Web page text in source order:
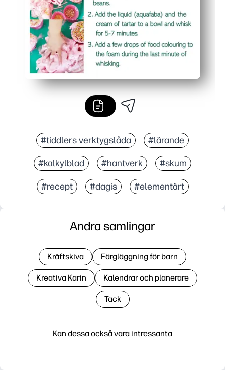
#tiddlers verktygslåda #lärande
#kalkylblad #hantverk #skum
#recept #dagis #elementärt
Kan dessa också vara intressanta
Andra samlingar
Kräftskiva Färgläggning för barn
Kreativa Karin Kalendrar och planerare
Tack